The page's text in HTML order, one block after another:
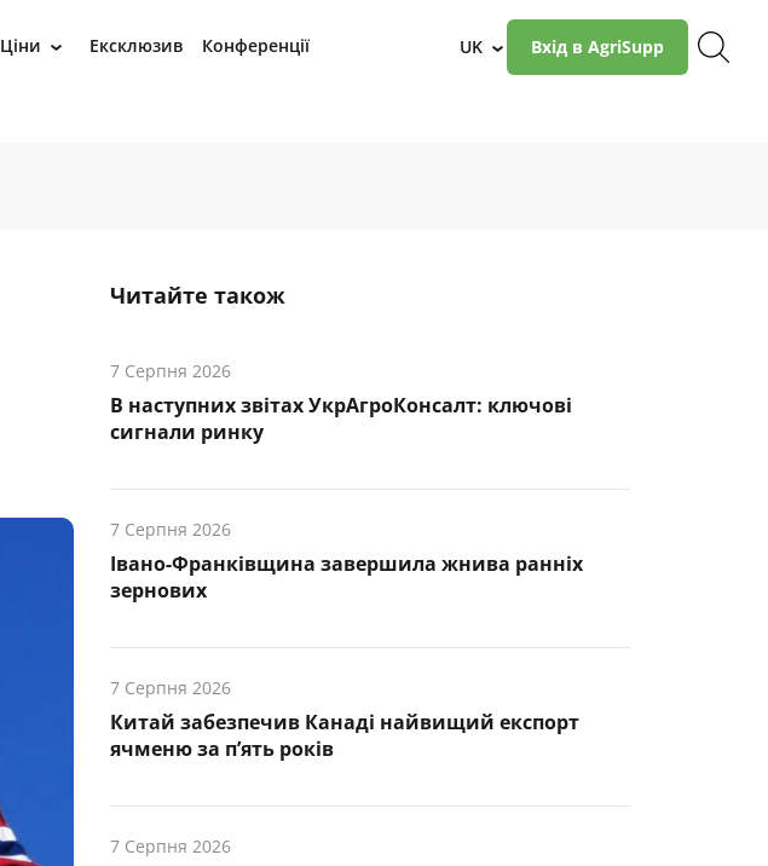
Ціни › Ексклюзив Конференції UK › Вхід в AgriSupp
Читайте також
7 Серпня 2026
В наступних звітах УкрАгроКонсалт: ключові
cигнали ринку
7 Серпня 2026
Івано-Франківщина завершила жнива ранніх
зернових
7 Серпня 2026
Китай забезпечив Канаді найвищий експорт
ячменю за п’ять років
7 Серпня 2026